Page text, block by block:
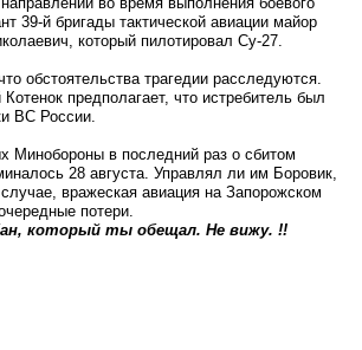
39-й бригады тактической авиации майор
который пилотировал Су-27.
обстоятельства трагедии расследуются.
предполагает, что истребитель был
ВС России.
Минобороны в последний раз о сбитом
28 августа. Управлял ли им Боровик,
вражеская авиация на Запорожском
потери.
который ты обещал. Не вижу. !!